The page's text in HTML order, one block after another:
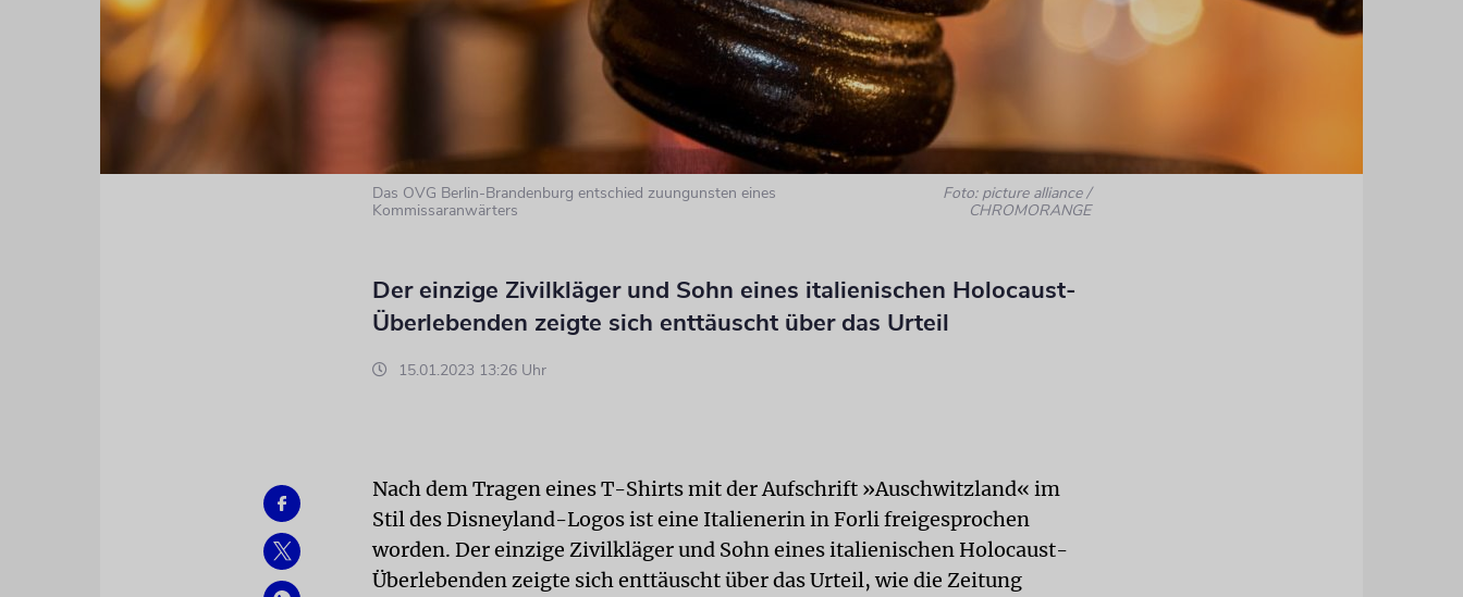
Das OVG Berlin-Brandenburg entschied zuungunsten eines
Kommissaranwärters
Foto: picture alliance /
CHROMORANGE
Der einzige Zivilkläger und Sohn eines italienischen Holocaust-
Überlebenden zeigte sich enttäuscht über das Urteil
15.01.2023 13:26 Uhr
Nach dem Tragen eines T-Shirts mit der Aufschrift »Auschwitzland« im
Stil des Disneyland-Logos ist eine Italienerin in Forli freigesprochen
worden. Der einzige Zivilkläger und Sohn eines italienischen Holocaust-
Überlebenden zeigte sich enttäuscht über das Urteil, wie die Zeitung